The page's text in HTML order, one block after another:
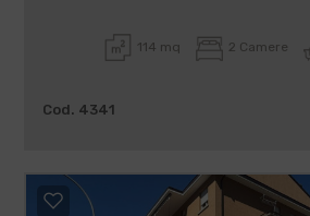
114 mq 2 Camere
Cod. 4341